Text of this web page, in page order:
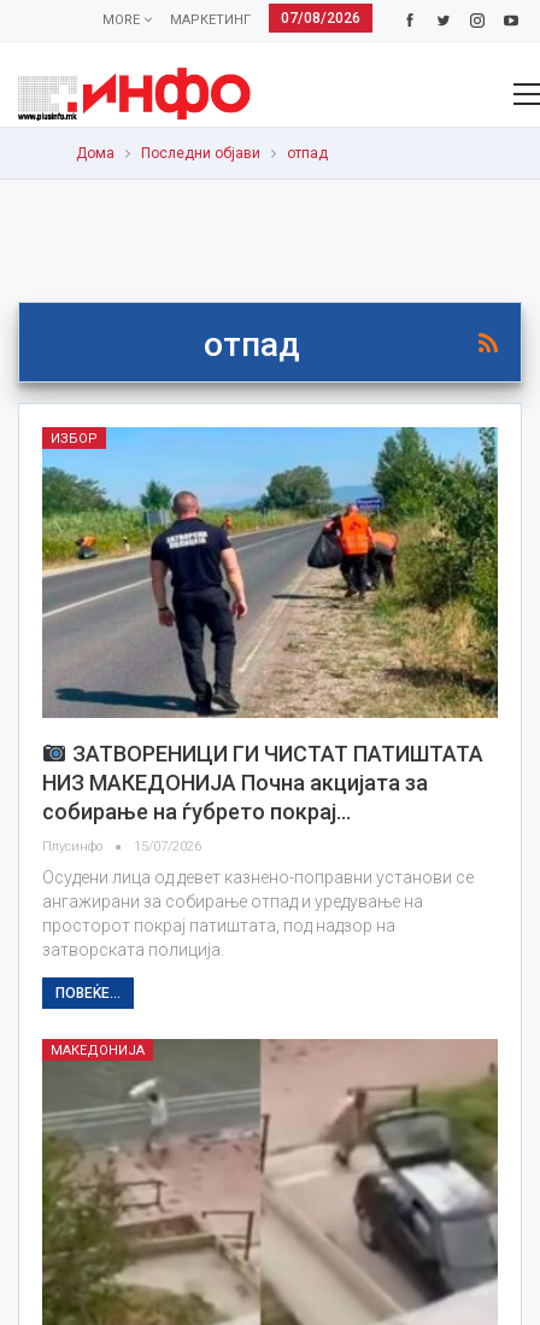
07/08/2026
МАРКЕТИНГ
MORE
Дома Последни објави отпад
отпад
ИЗБОР
ЗАТВОРЕНИЦИ ГИ ЧИСТАТ ПАТИШТАТА
НИЗ МАКЕДОНИЈА Почна акцијата за
собирање на ѓубрето покрај…
Плусинфо 15/07/2026
Осудени лица од девет казнено-поправни установи се
ангажирани за собирање отпад и уредување на
просторот покрај патиштата, под надзор на
затворската полиција.
ПОВЕЌЕ...
МАКЕДОНИЈА